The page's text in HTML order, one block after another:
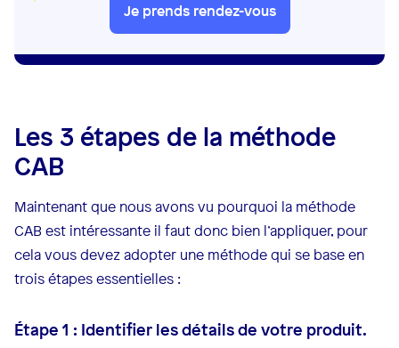
Je prends rendez-vous
Les 3 étapes de la méthode
CAB
Maintenant que nous avons vu pourquoi la méthode
CAB est intéressante il faut donc bien l’appliquer, pour
cela vous devez adopter une méthode qui se base en
trois étapes essentielles :
Étape 1 : Identifier les détails de votre produit.